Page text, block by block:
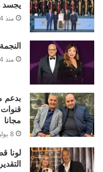
يجسد
منذ 4 أسابيع
منذ 4 أسابيع
بدعم
مجانا
8 يوليو، 2026
لونا